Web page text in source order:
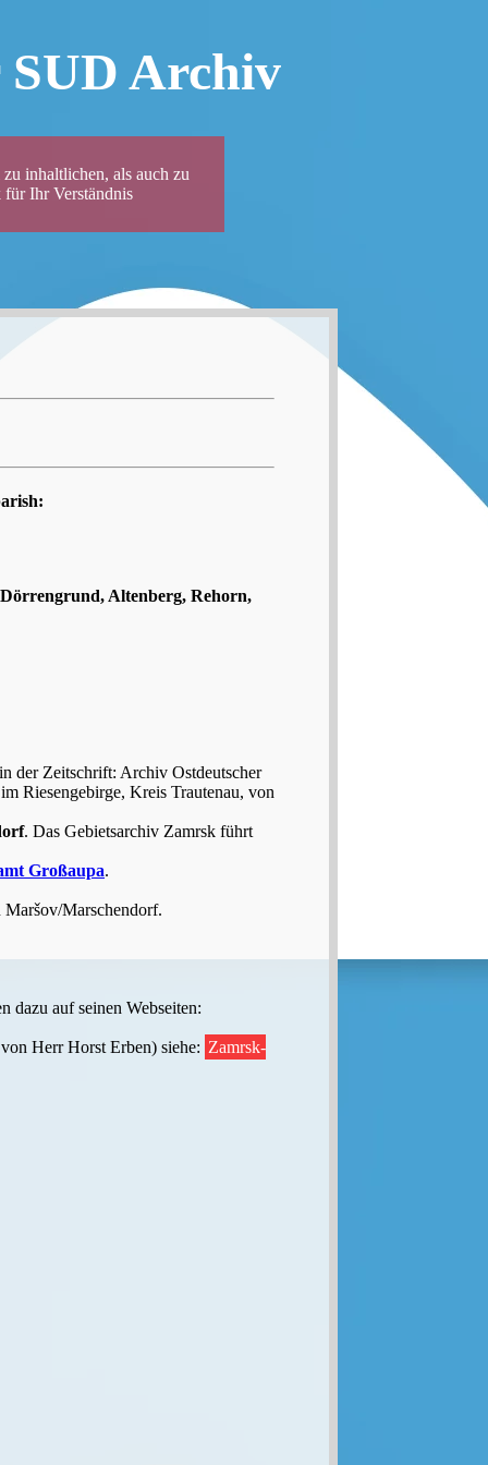
SUD Archiv
inhaltlichen, als auch zu
Ihr Verständnis
Altenberg, Rehorn,
der Zeitschrift: Archiv Ostdeutscher
Riesengebirge, Kreis Trautenau, von
. Das Gebietsarchiv Zamrsk führt
Großaupa.
Marschendorf.
dazu auf seinen Webseiten:
Herr Horst Erben) siehe: Zamrsk-